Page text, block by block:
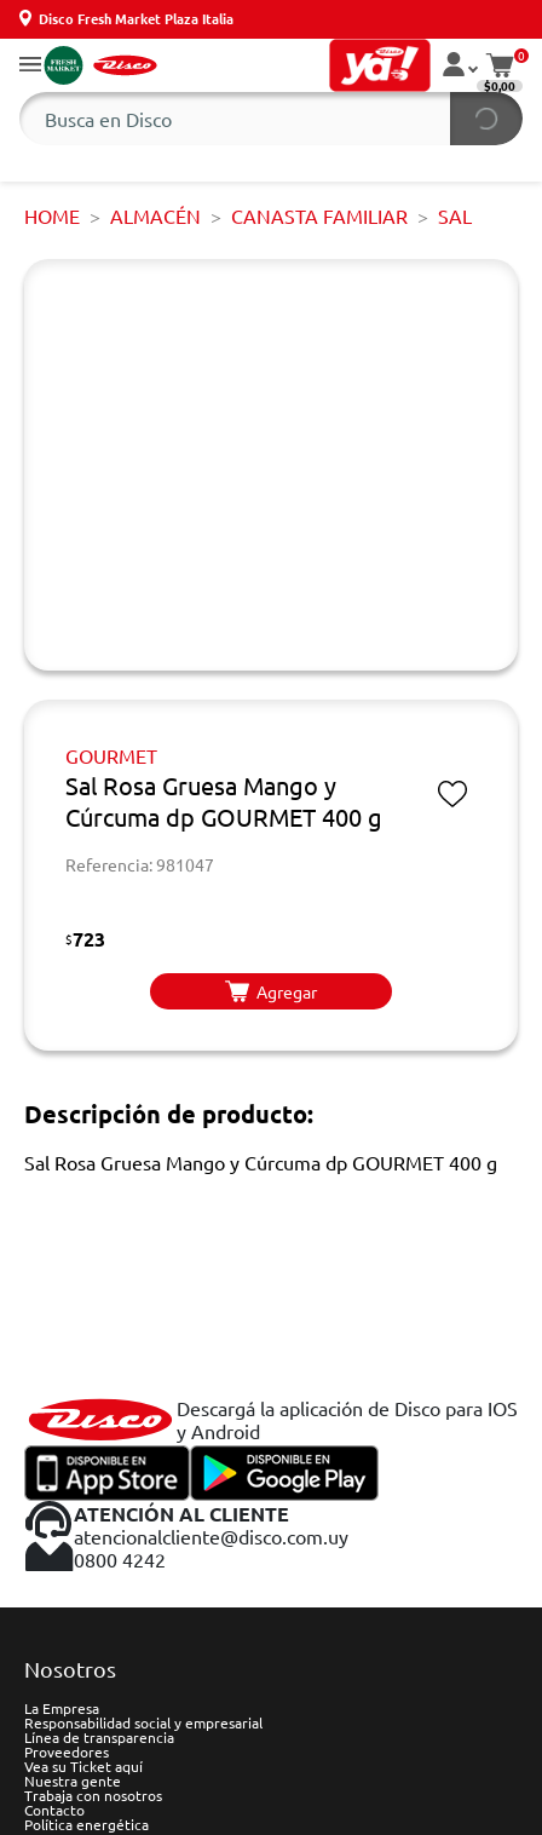
Disco Fresh Market Plaza Italia
0
$0,00
HOME ALMACÉN CANASTA FAMILIAR SAL
GOURMET
Sal Rosa Gruesa Mango y
Cúrcuma dp GOURMET 400 g
Referencia: 981047
$723
Agregar
Descripción de producto:
Sal Rosa Gruesa Mango y Cúrcuma dp GOURMET 400 g
Descargá la aplicación de Disco para IOS
y Android
ATENCIÓN AL CLIENTE
atencionalcliente@disco.com.uy
0800 4242
Nosotros
La Empresa
Responsabilidad social y empresarial
Línea de transparencia
Proveedores
Vea su Ticket aquí
Nuestra gente
Trabaja con nosotros
Contacto
Política energética